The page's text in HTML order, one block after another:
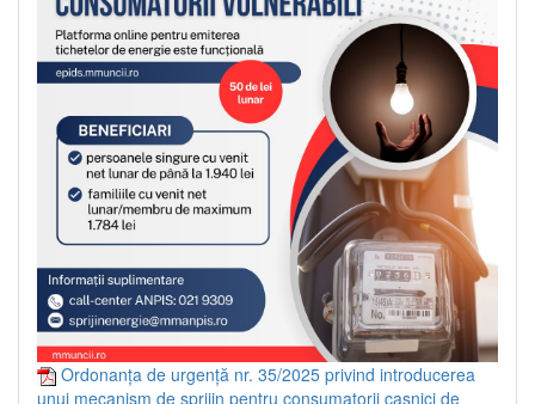
Ordonanța de urgență nr. 35/2025 privind introducerea
unui mecanism de sprijin pentru consumatorii casnici de